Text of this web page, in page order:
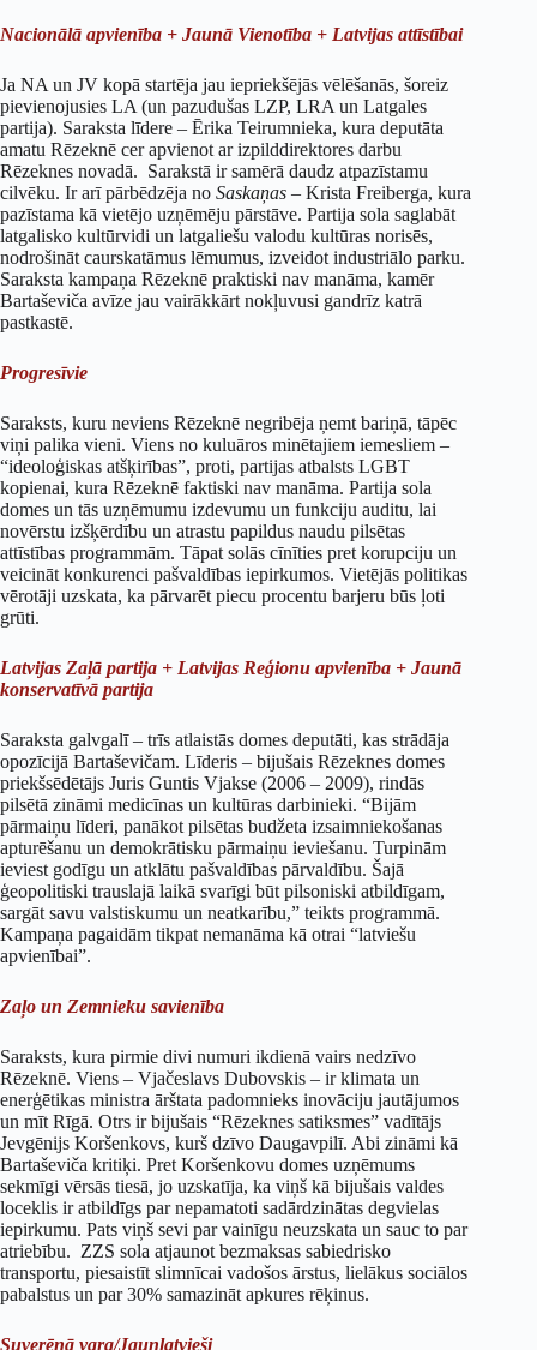
Nacionālā apvienība + Jaunā Vienotība + Latvijas attīstībai
Ja NA un JV kopā startēja jau iepriekšējās vēlēšanās, šoreiz
pievienojusies LA (un pazudušas LZP, LRA un Latgales
partija). Saraksta līdere – Ērika Teirumnieka, kura deputāta
amatu Rēzeknē cer apvienot ar izpilddirektores darbu
Rēzeknes novadā. Sarakstā ir samērā daudz atpazīstamu
cilvēku. Ir arī pārbēdzēja no Saskaņas – Krista Freiberga, kura
pazīstama kā vietējo uzņēmēju pārstāve. Partija sola saglabāt
latgalisko kultūrvidi un latgaliešu valodu kultūras norisēs,
nodrošināt caurskatāmus lēmumus, izveidot industriālo parku.
Saraksta kampaņa Rēzeknē praktiski nav manāma, kamēr
Bartaševiča avīze jau vairākkārt nokļuvusi gandrīz katrā
pastkastē.
Progresīvie
Saraksts, kuru neviens Rēzeknē negribēja ņemt bariņā, tāpēc
viņi palika vieni. Viens no kuluāros minētajiem iemesliem –
“ideoloģiskas atšķirības”, proti, partijas atbalsts LGBT
kopienai, kura Rēzeknē faktiski nav manāma. Partija sola
domes un tās uzņēmumu izdevumu un funkciju auditu, lai
novērstu izšķērdību un atrastu papildus naudu pilsētas
attīstības programmām. Tāpat solās cīnīties pret korupciju un
veicināt konkurenci pašvaldības iepirkumos. Vietējās politikas
vērotāji uzskata, ka pārvarēt piecu procentu barjeru būs ļoti
grūti.
Latvijas Zaļā partija + Latvijas Reģionu apvienība + Jaunā
konservatīvā partija
Saraksta galvgalī – trīs atlaistās domes deputāti, kas strādāja
opozīcijā Bartaševičam. Līderis – bijušais Rēzeknes domes
priekšsēdētājs Juris Guntis Vjakse (2006 – 2009), rindās
pilsētā zināmi medicīnas un kultūras darbinieki. “Bijām
pārmaiņu līderi, panākot pilsētas budžeta izsaimniekošanas
apturēšanu un demokrātisku pārmaiņu ieviešanu. Turpinām
ieviest godīgu un atklātu pašvaldības pārvaldību. Šajā
ģeopolitiski trauslajā laikā svarīgi būt pilsoniski atbildīgam,
sargāt savu valstiskumu un neatkarību,” teikts programmā.
Kampaņa pagaidām tikpat nemanāma kā otrai “latviešu
apvienībai”.
Zaļo un Zemnieku savienība
Saraksts, kura pirmie divi numuri ikdienā vairs nedzīvo
Rēzeknē. Viens – Vjačeslavs Dubovskis – ir klimata un
enerģētikas ministra ārštata padomnieks inovāciju jautājumos
un mīt Rīgā. Otrs ir bijušais “Rēzeknes satiksmes” vadītājs
Jevgēnijs Koršenkovs, kurš dzīvo Daugavpilī. Abi zināmi kā
Bartaševiča kritiķi. Pret Koršenkovu domes uzņēmums
sekmīgi vērsās tiesā, jo uzskatīja, ka viņš kā bijušais valdes
loceklis ir atbildīgs par nepamatoti sadārdzinātas degvielas
iepirkumu. Pats viņš sevi par vainīgu neuzskata un sauc to par
atriebību. ZZS sola atjaunot bezmaksas sabiedrisko
transportu, piesaistīt slimnīcai vadošos ārstus, lielākus sociālos
pabalstus un par 30% samazināt apkures rēķinus.
Suverēnā vara/Jaunlatvieši